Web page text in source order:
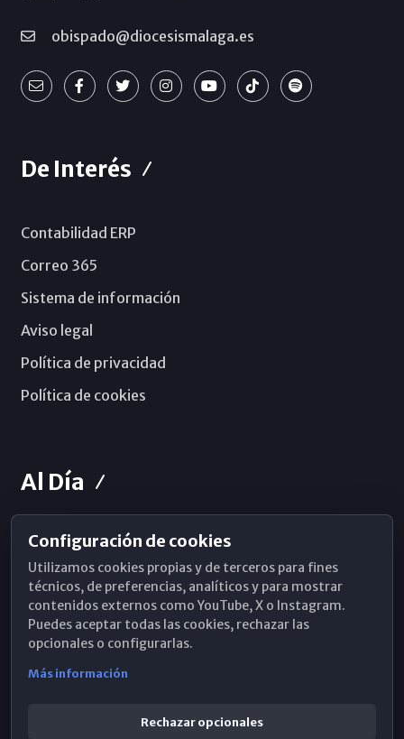
obispado@diocesismalaga.es
De Interés
Contabilidad ERP
Correo 365
Sistema de información
Aviso legal
Política de privacidad
Política de cookies
Al Día
Horarios de Misa
Hemeroteca
WhatsApp
Configuración de cookies
Utilizamos cookies propias y de terceros para fines
técnicos, de preferencias, analíticos y para mostrar
contenidos externos como YouTube, X o Instagram.
Puedes aceptar todas las cookies, rechazar las
opcionales o configurarlas.
Más información
Rechazar opcionales